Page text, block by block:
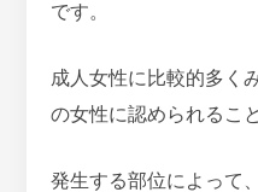
です。
成人女性に比較的多く
の女性に認められるこ
発生する部位によって